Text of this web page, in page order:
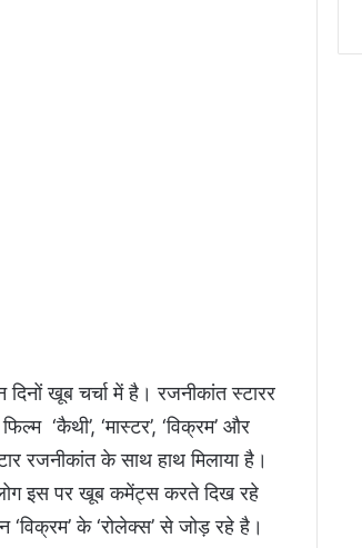
खूब चर्चा में है। रजनीकांत स्टारर
‘कैथी’, ‘मास्टर’, ‘विक्रम’ और
रजनीकांत के साथ हाथ मिलाया है।
इस पर खूब कमेंट्स करते दिख रहे
के ‘रोलेक्स’ से जोड़ रहे है।